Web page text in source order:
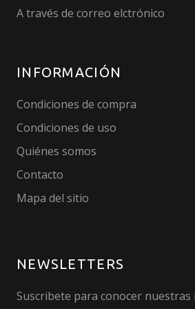
A través de correo elctrónico
INFORMACIÓN
Condiciones de compra
Condiciones de uso
Quiénes somos
Contacto
Mapa del sitio
NEWSLETTERS
Suscribete para conocer nuestras